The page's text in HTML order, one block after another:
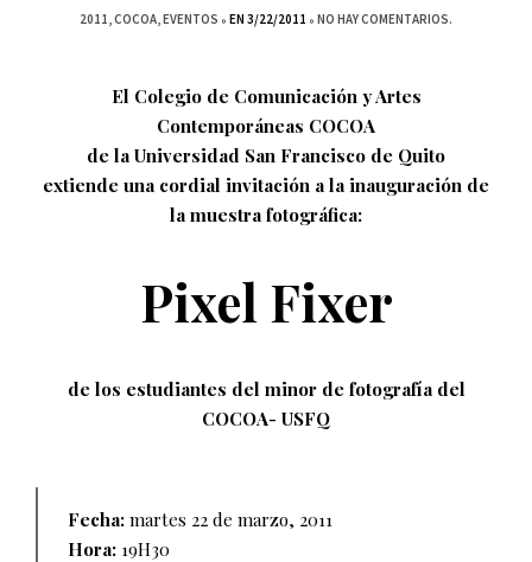
2011 COCOA EVENTOS EN 3/22/2011 NO HAY COMENTARIOS.
El Colegio de Comunicación y Artes
Contemporáneas COCOA
de la Universidad San Francisco de Quito
extiende una cordial invitación a la inauguración de
la muestra fotográfica:
Pixel Fixer
de los estudiantes del minor de fotografía del
COCOA- USFQ
Fecha: martes 22 de marzo, 2011
Hora: 19H30